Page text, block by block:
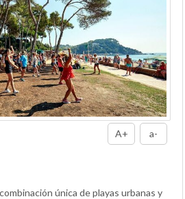
A+ a-
única de playas urbanas y